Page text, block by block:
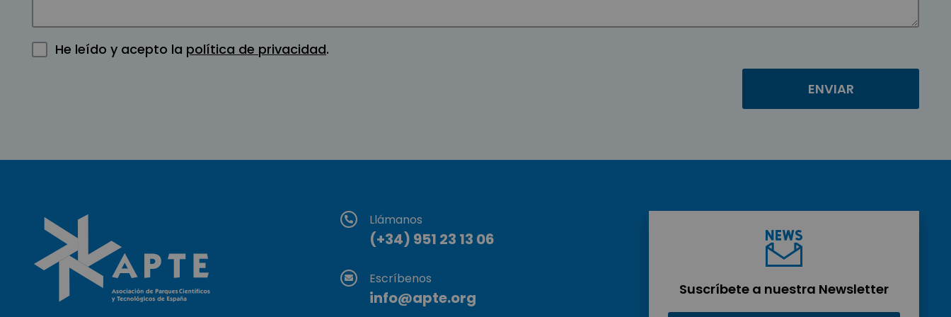
He leído y acepto la política de privacidad.
Llámanos
(+34) 951 23 13 06
Escríbenos
info@apte.org Suscríbete a nuestra Newsletter